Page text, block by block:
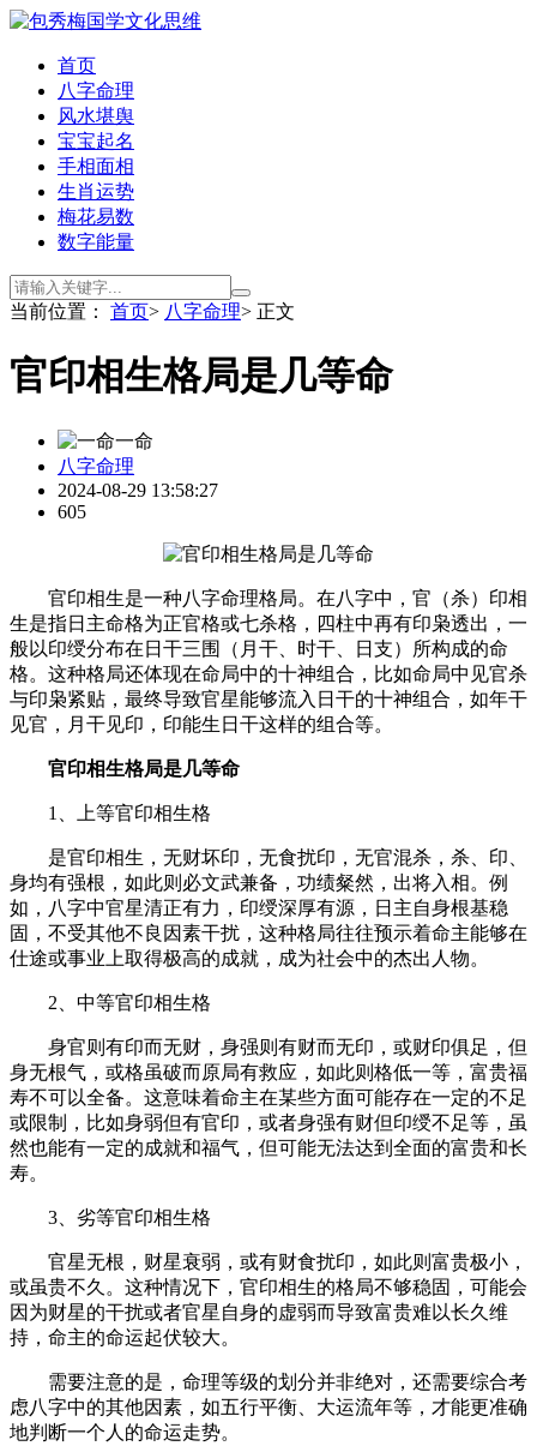
首页
八字命理
风水堪舆
宝宝起名
手相面相
生肖运势
梅花易数
数字能量
当前位置： 首页> 八字命理> 正文
官印相生格局是几等命
一命
八字命理
2024-08-29 13:58:27
605
官印相生是一种八字命理格局。在八字中，官（杀）印相
生是指日主命格为正官格或七杀格，四柱中再有印枭透出，一
般以印绶分布在日干三围（月干、时干、日支）所构成的命
格。这种格局还体现在命局中的十神组合，比如命局中见官杀
与印枭紧贴，最终导致官星能够流入日干的十神组合，如年干
见官，月干见印，印能生日干这样的组合等。
官印相生格局是几等命
1、上等官印相生格
是官印相生，无财坏印，无食扰印，无官混杀，杀、印、
身均有强根，如此则必文武兼备，功绩粲然，出将入相。例
如，八字中官星清正有力，印绶深厚有源，日主自身根基稳
固，不受其他不良因素干扰，这种格局往往预示着命主能够在
仕途或事业上取得极高的成就，成为社会中的杰出人物。
2、中等官印相生格
身官则有印而无财，身强则有财而无印，或财印俱足，但
身无根气，或格虽破而原局有救应，如此则格低一等，富贵福
寿不可以全备。这意味着命主在某些方面可能存在一定的不足
或限制，比如身弱但有官印，或者身强有财但印绶不足等，虽
然也能有一定的成就和福气，但可能无法达到全面的富贵和长
寿。
3、劣等官印相生格
官星无根，财星衰弱，或有财食扰印，如此则富贵极小，
或虽贵不久。这种情况下，官印相生的格局不够稳固，可能会
因为财星的干扰或者官星自身的虚弱而导致富贵难以长久维
持，命主的命运起伏较大。
需要注意的是，命理等级的划分并非绝对，还需要综合考
虑八字中的其他因素，如五行平衡、大运流年等，才能更准确
地判断一个人的命运走势。